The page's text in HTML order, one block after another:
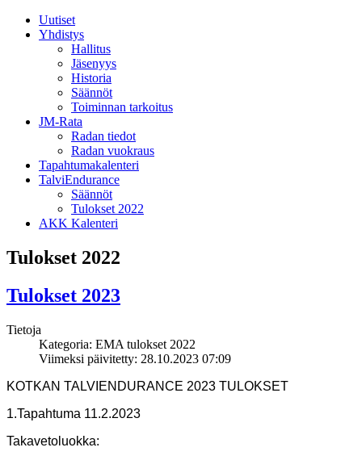
Uutiset
Yhdistys
Hallitus
Jäsenyys
Historia
Säännöt
Toiminnan tarkoitus
JM-Rata
Radan tiedot
Radan vuokraus
Tapahtumakalenteri
TalviEndurance
Säännöt
Tulokset 2022
AKK Kalenteri
Tulokset 2022
Tulokset 2023
Tietoja
Kategoria: EMA tulokset 2022
Viimeksi päivitetty: 28.10.2023 07:09
KOTKAN TALVIENDURANCE 2023 TULOKSET
1.Tapahtuma 11.2.2023
Takavetoluokka: